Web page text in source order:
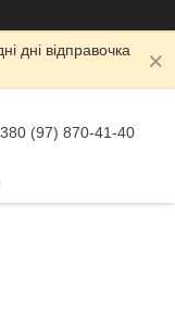
дні відправочка
(97) 870-41-40